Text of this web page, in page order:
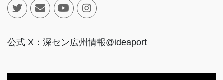
公式 X：深セン広州情報@ideaport